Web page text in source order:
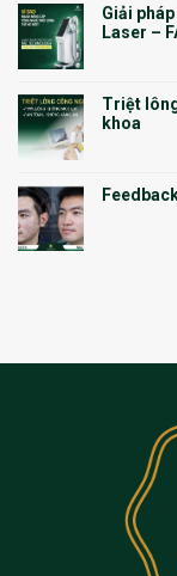
Giải
Laser –
Triệt
khoa